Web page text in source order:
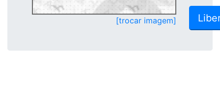
[trocar imagem]